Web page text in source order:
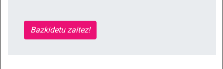
Bazkidetu zaitez!